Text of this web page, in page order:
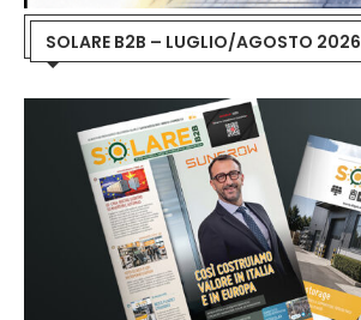
SOLARE B2B – LUGLIO/AGOSTO 2026